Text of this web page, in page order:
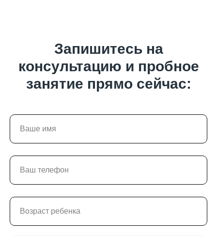
Запишитесь на
консультацию и пробное
занятие прямо сейчас: